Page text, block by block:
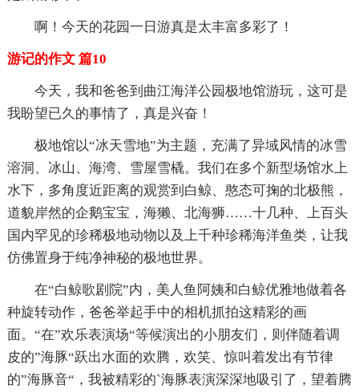
啊！今天的花园一日游真是太丰富多彩了！
游记的作文 篇10
今天，我和爸爸到曲江海洋公园极地馆游玩，这可是
我盼望已久的事情了，真是兴奋！
极地馆以“冰天雪地”为主题，充满了异域风情的冰雪
溶洞、冰山、海湾、雪屋雪橇。我们在多个新型场馆水上
水下，多角度近距离的观赏到白鲸、憨态可掬的北极熊，
道貌岸然的企鹅宝宝，海獭、北海狮……十几种、上百头
国内罕见的珍稀极地动物以及上千种珍稀海洋鱼类，让我
仿佛置身于纯净神秘的极地世界。
在“白鲸歌剧院”内，美人鱼阿姨和白鲸优雅地做着各
种旋转动作，爸爸举起手中的相机抓拍这精彩的画
面。“在”欢乐表演场“等候演出的小朋友们，则伴随着调
皮的”海豚“跃出水面的欢腾，欢笑、惊叫着发出有节律
的”海豚音“，我被精彩的`海豚表演深深地吸引了，望着腾